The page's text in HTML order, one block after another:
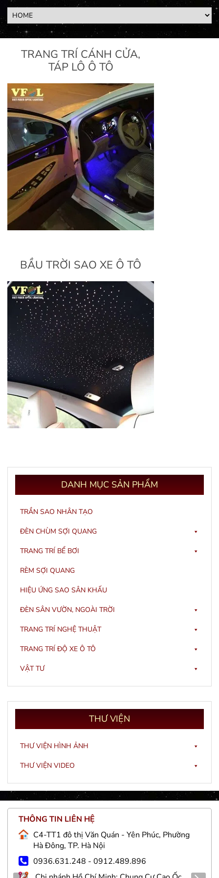
TRANG TRÍ CÁNH CỬA,
TÁP LÔ Ô TÔ
BẦU TRỜI SAO XE Ô TÔ
DANH MỤC SẢN PHẨM
TRẦN SAO NHÂN TẠO
ĐÈN CHÙM SỢI QUANG
TRANG TRÍ BỂ BƠI
RÈM SỢI QUANG
HIỆU ỨNG SAO SÂN KHẤU
ĐÈN SÂN VƯỜN, NGOÀI TRỜI
TRANG TRÍ NGHỆ THUẬT
TRANG TRÍ ĐỘ XE Ô TÔ
VẬT TƯ
THƯVIỆN
THƯ VIỆN HÌNH ẢNH
THƯ VIỆN VIDEO
THÔNG TIN LIÊN HỆ
C4-TT1 đô thị Văn Quán - Yên Phúc, Phường
Hà Đông, TP. Hà Nội
0936.631.248 - 0912.489.896